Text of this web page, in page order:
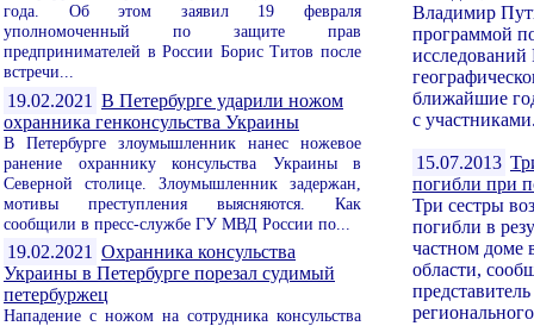
года. Об этом заявил 19 февраля
уполномоченный по защите прав
предпринимателей в России Борис Титов после
встречи...
19.02.2021 В Петербурге ударили ножом
охранника генконсульства Украины
В Петербурге злоумышленник нанес ножевое
ранение охраннику консульства Украины в
Северной столице. Злоумышленник задержан,
мотивы преступления выясняются. Как
сообщили в пресс-службе ГУ МВД России по...
19.02.2021 Охранника консульства
Украины в Петербурге порезал судимый
петербуржец
Нападение с ножом на сотрудника консульства
Владимир
программой
исследований
ближайшие
с
15.07.2013
погибли при
Три сестры
погибли в
частном доме
области,